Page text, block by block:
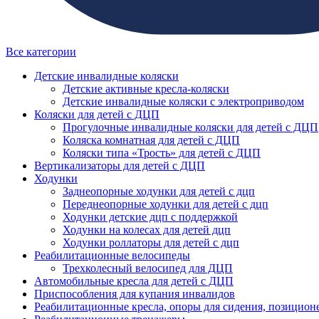
Все категории
Детские инвалидные коляски
Детские активные кресла-коляски
Детские инвалидные коляски с электроприводом
Коляски для детей с ДЦП
Прогулочные инвалидные коляски для детей с ДЦП
Коляска комнатная для детей с ДЦП
Коляски типа «Трость» для детей с ДЦП
Вертикализаторы для детей с ДЦП
Ходунки
Заднеопорные ходунки для детей с дцп
Переднеопорные ходунки для детей с дцп
Ходунки детские дцп с поддержкой
Ходунки на колесах для детей дцп
Ходунки роллаторы для детей с дцп
Реабилитационные велосипеды
Трехколесный велосипед для ДЦП
Автомобильные кресла для детей с ДЦП
Приспособления для купания инвалидов
Реабилитационные кресла, опоры для сидения,